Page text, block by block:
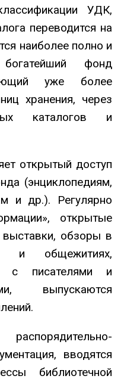
УДК,
переводится на
наиболее полно и
фонд
уже более
хранения, через
каталогов и
открытый доступ
(энциклопедиям,
и др.). Регулярно
открытые
обзоры в
и общежитиях,
с писателями и
выпускаются
вводятся
библиотечной